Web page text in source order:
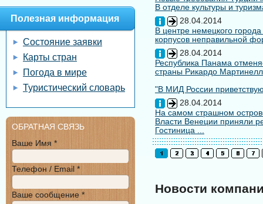
В отделе культуры и
28.04.2014
В центре немецкого
корпусов неправильной
28.04.2014
Республика Панама
страны Рикардо
"В МИД России
28.04.2014
На самом страшном
Власти Венеции приняли
Гостиница ...
Новости
Полезная информация
Состояние заявки
Карты стран
Погода в мире
Туристический словарь
ОБРАТНАЯ СВЯЗЬ
Ваше Имя *
Телефон / Email *
Ваше сообщение *